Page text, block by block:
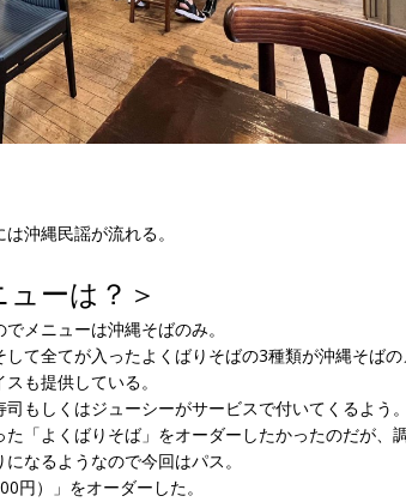
沖縄民謡が流れる。
ーは？＞
メニューは沖縄そばのみ。
て全てが入ったよくばりそばの3種類が沖縄そばの
も提供している。
もしくはジューシーがサービスで付いてくるよう。
「よくばりそば」をオーダーしたかったのだが、
なるようなので今回はパス。
円）」をオーダーした。